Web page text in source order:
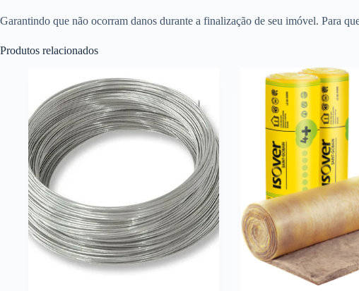
Garantindo que não ocorram danos durante a finalização de seu imóvel. Para
Produtos relacionados